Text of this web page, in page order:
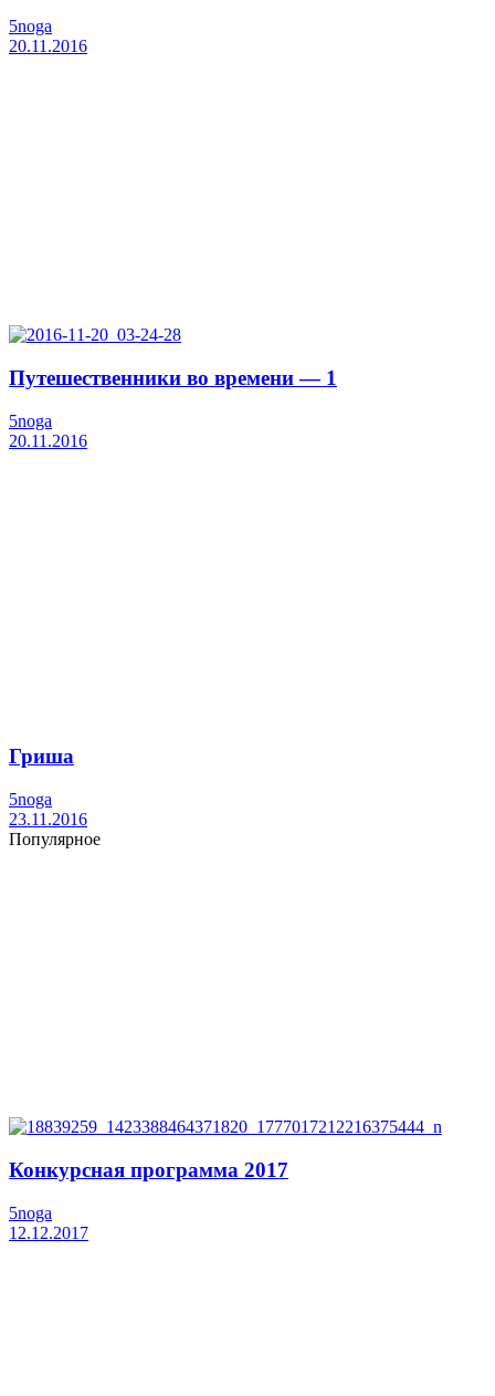
5noga
20.11.2016
Путешественники во времени — 1
5noga
20.11.2016
Гриша
5noga
23.11.2016
Популярное
Конкурсная программа 2017
5noga
12.12.2017